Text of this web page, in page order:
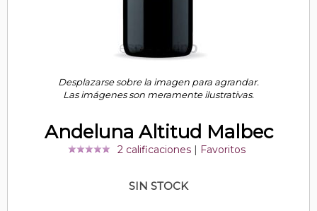
Desplazarse sobre la imagen para agrandar.
Las imágenes son meramente ilustrativas.
Andeluna Altitud Malbec
2 calificaciones| Favoritos
SIN STOCK